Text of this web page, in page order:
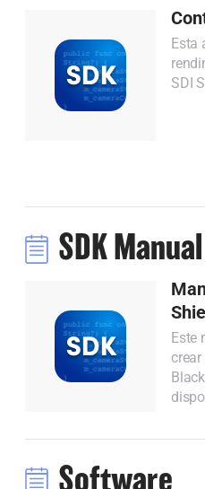
Esta
SDI
SDK Manual
Este
Software